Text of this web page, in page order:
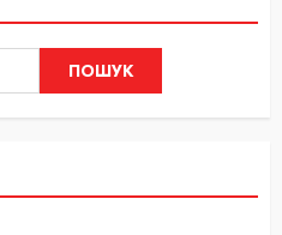
ПОШУК